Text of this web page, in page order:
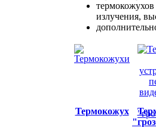
излучения,
Термокожух